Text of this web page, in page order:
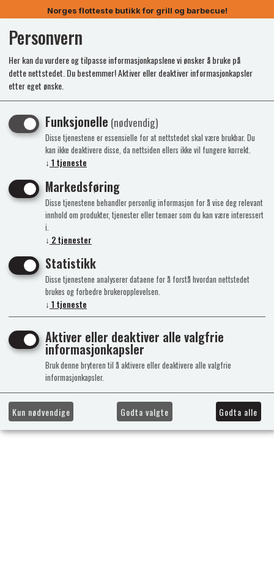
Norges flotteste butikk for grill og barbecue!
Kunne ikke finne produktet
Forside
Personvern
Her kan du vurdere og tilpasse informasjonkapslene vi ønsker å bruke på
dette nettstedet. Du bestemmer! Aktiver eller deaktiver informasjonkapsler
etter eget ønske.
Funksjonelle (nødvendig)
Disse tjenestene er essensielle for at nettstedet skal være brukbar. Du
kan ikke deaktivere disse, da nettsiden ellers ikke vil fungere korrekt.
↓ 1 tjeneste
Markedsføring
Disse tjenestene behandler personlig informasjon for å vise deg relevant
innhold om produkter, tjenester eller temaer som du kan være interessert
i.
↓ 2tjenester
Statistikk
Disse tjenestene analyserer dataene for å forstå hvordan nettstedet
brukes og forbedre brukeropplevelsen.
↓ 1 tjeneste
Aktiver eller deaktiver alle valgfrie
informasjonkapsler
Bruk denne bryteren til å aktivere eller deaktivere alle valgfrie
informasjonkapsler.
Kun nødvendige Godta valgte Godta alle